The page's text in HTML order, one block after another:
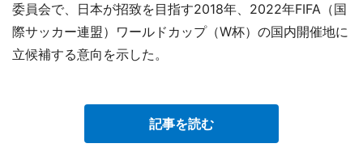
委員会で、日本が招致を目指す2018年、2022年FIFA（国
際サッカー連盟）ワールドカップ（W杯）の国内開催地に
立候補する意向を示した。
記事を読む